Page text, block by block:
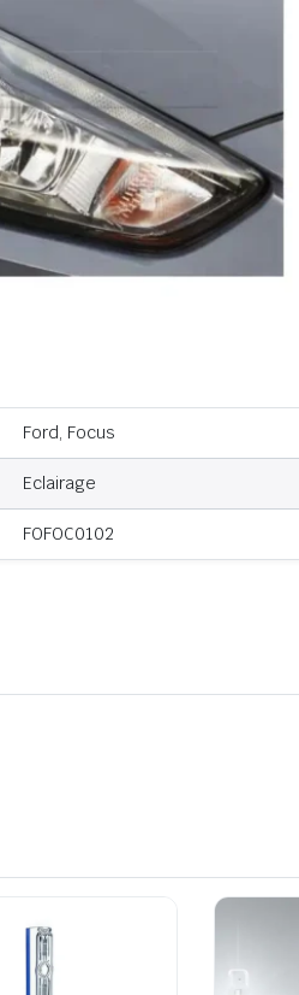
Ford, Focus
Eclairage
FOFOC0102